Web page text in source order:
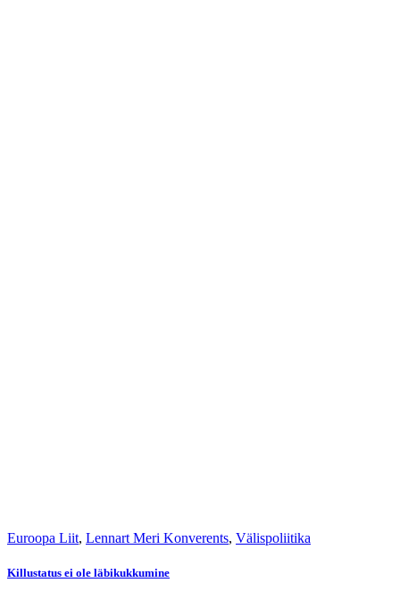
Euroopa Liit, Lennart Meri Konverents, Välispoliitika
Killustatus ei ole läbikukkumine